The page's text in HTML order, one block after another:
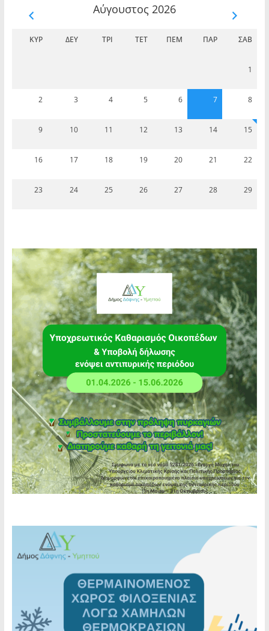
Αύγουστος 2026
ΚΥΡ ΔΕΥ ΤΡΊ ΤΕΤ ΠΈΜ ΠΑΡ ΣΆΒ
1
2 3 4 5 6 7 8
9 10 11 12 13 14 15
16 17 18 19 20 21 22
23 24 25 26 27 28 29